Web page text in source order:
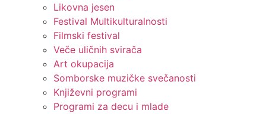
Likovna jesen
Festival Multikulturalnosti
Filmski festival
Veče uličnih svirača
Art okupacija
Somborske muzičke svečanosti
Književni programi
Programi za decu i mlade